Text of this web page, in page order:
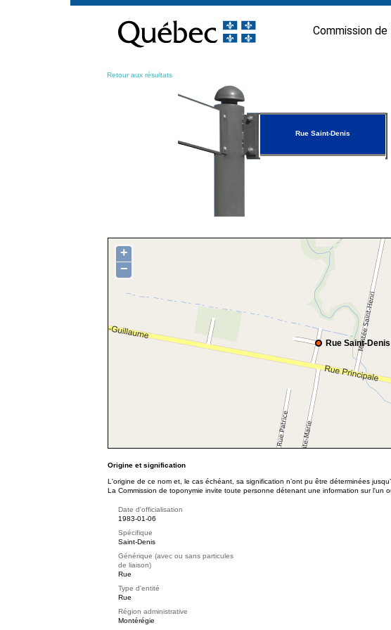
contenu
Commission
Retour aux résultats
Rue Saint-Denis
Rue Saint-Denis
+
−
Origine et signification
L'origine de ce nom et, le cas échéant, sa signification n’ont pu être déterminées
La Commission de toponymie invite toute personne détenant une information sur l'un
Date d'officialisation
1983-01-06
Spécifique
Saint-Denis
Générique (avec ou sans particules
de liaison)
Rue
Type d'entité
Rue
Région administrative
Montérégie